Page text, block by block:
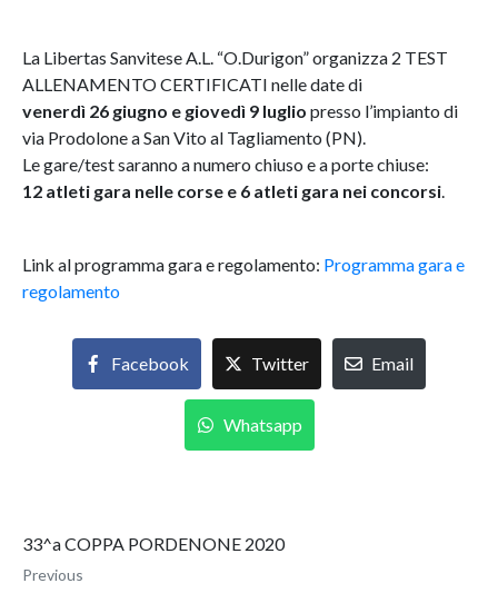
La Libertas Sanvitese A.L. “O.Durigon” organizza 2 TEST
ALLENAMENTO CERTIFICATI nelle date di
venerdì 26 giugno e giovedì 9 luglio presso l’impianto di
via Prodolone a San Vito al Tagliamento (PN).
Le gare/test saranno a numero chiuso e a porte chiuse:
12 atleti gara nelle corse e 6 atleti gara nei concorsi.
Link al programma gara e regolamento: Programma gara e
regolamento
Facebook Twitter Email
Whatsapp
33^a COPPA PORDENONE 2020
Previous